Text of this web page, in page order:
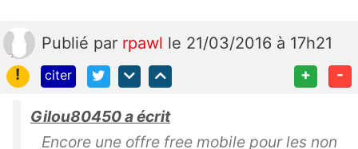
Publié par rpawl le 21/03/2016 à 17h21
!
citer + -
Gilou80450 a écrit
Encore une offre free mobile pour les non